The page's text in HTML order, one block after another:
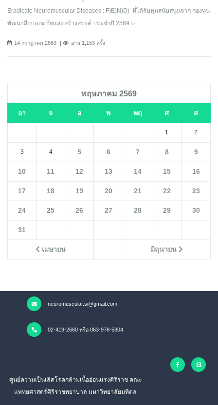
Eradicate Neuromuscular Diseases : F)E)N)D) ที่ได้รับทุนสนับสนุนจาก กองทุน
พัฒนาสื่อปลอดภัยและสร้างสรรค์ ประจำปี 2569 ✨
14 กรกฎาคม 2569 อ่าน 1,153 ครั้ง
พฤษภาคม 2569
อา จ อ พ พฤ ศ ส
เมษายน มิถุนายน
1 2
3 4 5 6 7 8 9
10 11 12 13 14 15 16
17 18 19 20 21 22 23
24 25 26 27 28 29 30
31
neuromuscular.si@gmail.com
02-419-2660 หรือ 063-978-5304
ศูนย์ความเป็นเลิศโรคกล้ามเนื้ออ่อนแรงศิริราช คณะ
แพทยศาสตร์ศิริราชพยาบาล มหาวิทยาลัยมหิดล